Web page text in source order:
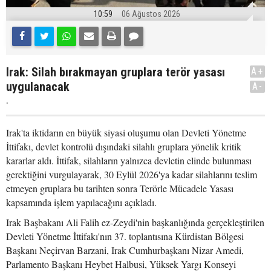
10:59 06 Ağustos 2026
Irak: Silah bırakmayan gruplara terör yasası
uygulanacak
.
A+
A-
Irak'ta iktidarın en büyük siyasi oluşumu olan Devleti Yönetme
İttifakı, devlet kontrolü dışındaki silahlı gruplara yönelik kritik
kararlar aldı. İttifak, silahların yalnızca devletin elinde bulunması
gerektiğini vurgulayarak, 30 Eylül 2026'ya kadar silahlarını teslim
etmeyen gruplara bu tarihten sonra Terörle Mücadele Yasası
kapsamında işlem yapılacağını açıkladı.
Irak Başbakanı Ali Falih ez-Zeydi'nin başkanlığında gerçekleştirilen
Devleti Yönetme İttifakı'nın 37. toplantısına Kürdistan Bölgesi
Başkanı Neçirvan Barzani, Irak Cumhurbaşkanı Nizar Amedi,
Parlamento Başkanı Heybet Halbusi, Yüksek Yargı Konseyi